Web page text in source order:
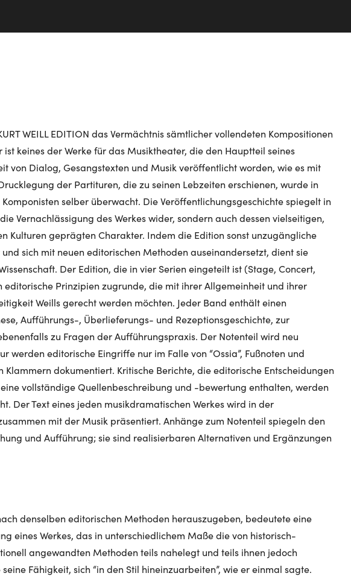
WEILL EDITION das Vermächtnis sämtlicher vollendeten Kompositionen
ist keines der Werke für das Musiktheater, die den Hauptteil seines
von Dialog, Gesangstexten und Musik veröffentlicht worden, wie es mit
der Partituren, die zu seinen Lebzeiten erschienen, wurde in
selber überwacht. Die Veröffentlichungsgeschichte spiegelt in
Vernachlässigung des Werkes wider, sondern auch dessen vielseitigen,
Kulturen geprägten Charakter. Indem die Edition sonst unzugängliche
sich mit neuen editorischen Methoden auseinandersetzt, dient sie
Der Edition, die in vier Serien eingeteilt ist (Stage, Concert,
editorische Prinzipien zugrunde, die mit ihrer Allgemeinheit und ihrer
Weills gerecht werden möchten. Jeder Band enthält einen
Aufführungs-, Überlieferungs- und Rezeptionsgeschichte, zur
zu Fragen der Aufführungspraxis. Der Notenteil wird neu
werden editorische Eingriffe nur im Falle von “Ossia”, Fußnoten und
dokumentiert. Kritische Berichte, die editorische Entscheidungen
vollständige Quellenbeschreibung und -bewertung enthalten, werden
Der Text eines jeden musikdramatischen Werkes wird in der
mit der Musik präsentiert. Anhänge zum Notenteil spiegeln den
und Aufführung; sie sind realisierbaren Alternativen und Ergänzungen
denselben editorischen Methoden herauszugeben, bedeutete eine
eines Werkes, das in unterschiedlichem Maße die von historisch-
angewandten Methoden teils nahelegt und teils ihnen jedoch
Fähigkeit, sich “in den Stil hineinzuarbeiten”, wie er einmal sagte.